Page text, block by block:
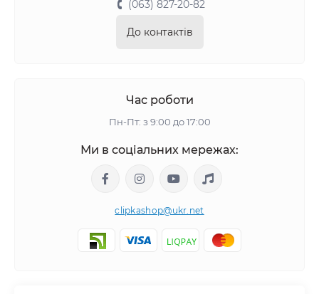
(063) 827-20-82
До контактів
Час роботи
Пн-Пт: з 9:00 до 17:00
Ми в соціальних мережах:
clipkashop@ukr.net